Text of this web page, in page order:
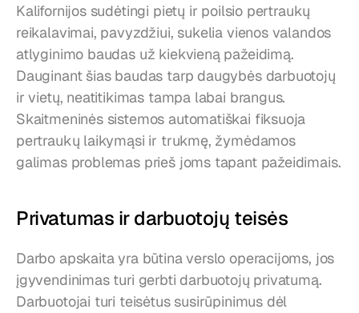
Kalifornijos sudėtingi pietų ir poilsio pertraukų
reikalavimai, pavyzdžiui, sukelia vienos valandos
atlyginimo baudas už kiekvieną pažeidimą.
Dauginant šias baudas tarp daugybės darbuotojų
ir vietų, neatitikimas tampa labai brangus.
Skaitmeninės sistemos automatiškai fiksuoja
pertraukų laikymąsi ir trukmę, žymėdamos
galimas problemas prieš joms tapant pažeidimais.
Privatumas ir darbuotojų teisės
Darbo apskaita yra būtina verslo operacijoms, jos
įgyvendinimas turi gerbti darbuotojų privatumą.
Darbuotojai turi teisėtus susirūpinimus dėl